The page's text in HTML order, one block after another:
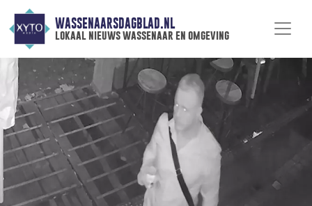
WASSENAARSDAGBLAD.NL
lokaal nieuws wassenaar en omgeving